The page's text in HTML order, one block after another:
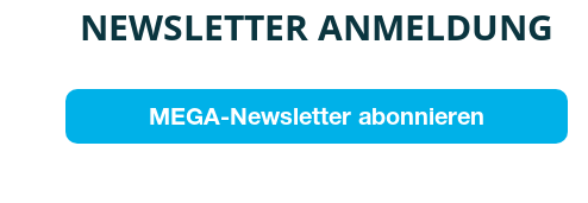
NEWSLETTER ANMELDUNG
MEGA-Newsletter abonnieren